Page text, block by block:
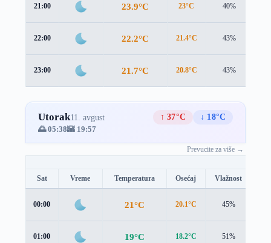
21:00 23.9°C 23°C 40%
22:00 22.2°C 21.4°C 43%
23:00 21.7°C 20.8°C 43%
Utorak11. avgust ↑ 37°C
↓ 18°C
🌅 05:38🌇 19:57
Prevucite za više →
Sat Vreme Temperatura Osećaj Vlažnost
00:00 21°C 20.1°C 45%
01:00 19°C 18.2°C 51%